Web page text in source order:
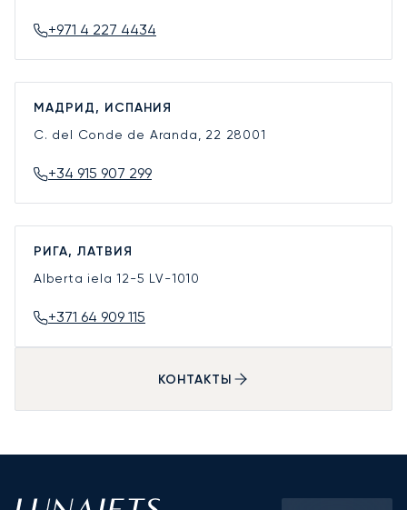
+971 4 227 4434
МАДРИД, ИСПАНИЯ
C. del Conde de Aranda, 22 28001
+34 915 907 299
РИГА, ЛАТВИЯ
Alberta iela 12-5 LV-1010
+371 64 909 115
КОНТАКТЫ